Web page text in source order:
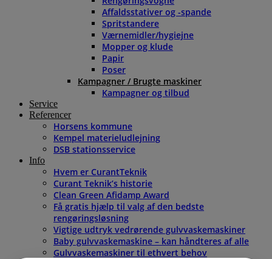
Affaldsstativer og -spande
Spritstandere
Værnemidler/hygiejne
Mopper og klude
Papir
Poser
Kampagner / Brugte maskiner
Kampagner og tilbud
Service
Referencer
Horsens kommune
Kempel materieludlejning
DSB stationsservice
Info
Hvem er CurantTeknik
Curant Teknik’s historie
Clean Green Afidamp Award
Få gratis hjælp til valg af den bedste
rengøringsløsning
Vigtige udtryk vedrørende gulvvaskemaskiner
Baby gulvvaskemaskine – kan håndteres af alle
Gulvvaskemaskiner til ethvert behov